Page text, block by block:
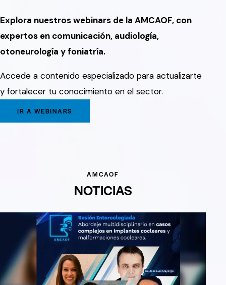
Explora nuestros webinars de la AMCAOF, con
expertos en comunicación, audiología,
otoneurología y foniatría.
Accede a contenido especializado para actualizarte
y fortalecer tu conocimiento en el sector.
IR A WEBINARS
AMCAOF
NOTICIAS